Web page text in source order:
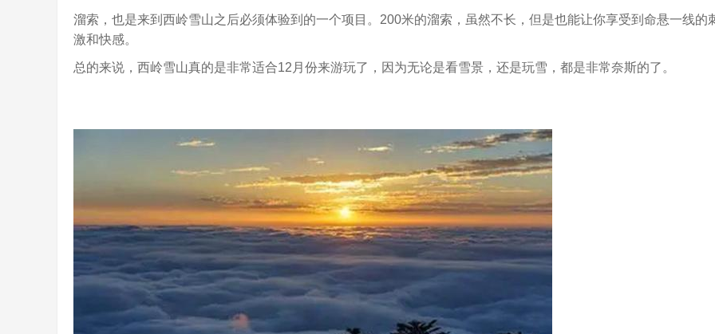
溜索，也是来到西岭雪山之后必须体验到的一个项目。200米的溜索，虽然不长，但是也能让你享受到命悬一线的
激和快感。
总的来说，西岭雪山真的是非常适合12月份来游玩了，因为无论是看雪景，还是玩雪，都是非常奈斯的了。